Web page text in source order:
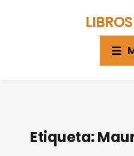
Etiqueta: